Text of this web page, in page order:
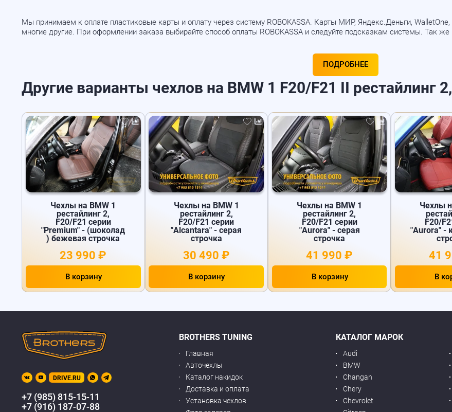
Мы принимаем к оплате пластиковые карты и оплату через систему ROBOKASSA. Карты МИР, Яндекс.Деньги,
многие другие. При оформлении заказа выбирайте способ оплаты ROBOKASSA и следуйте подсказкам системы. Так
ПОДРОБНЕЕ
Другие варианты чехлов на BMW 1 F20/F21 II рестайлинг
Чехлы на BMW 1
рестайлинг 2,
F20/F21 серии
"Premium" - (шоколад
) бежевая строчка
23 990 ₽
В корзину
Чехлы на BMW 1
рестайлинг 2,
F20/F21 серии
"Alcantara" - серая
строчка
30 490 ₽
В корзину
Чехлы на BMW 1
рестайлинг 2,
F20/F21 серии
"Aurora" - серая
строчка
41 990 ₽
В корзину
Чехлы
F20/
"Aurora" -
41
В
DRIVE.RU
+7 (985) 815-15-11
+7 (916) 187-07-88
BROTHERS TUNING
Главная
Авточехлы
Каталог накидок
Доставка и оплата
Установка чехлов
КАТАЛОГ МАРОК
Audi
BMW
Changan
Chery
Chevrolet